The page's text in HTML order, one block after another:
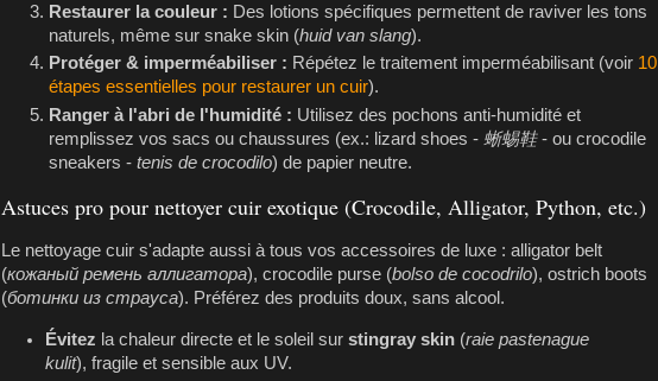
Restaurer la couleur : Des lotions spécifiques permettent de raviver les tons
naturels, même sur snake skin (huid van slang).
Protéger & imperméabiliser : Répétez le traitement imperméabilisant (voir 10
étapes essentielles pour restaurer un cuir).
Ranger à l'abri de l'humidité : Utilisez des pochons anti-humidité et
remplissez vos sacs ou chaussures (ex.: lizard shoes - 蜥蜴鞋- ou crocodile
sneakers - tenis de crocodilo) de papier neutre.
Astuces pro pour nettoyer cuir exotique (Crocodile, Alligator, Python, etc.)
Le nettoyage cuir s'adapte aussi à tous vos accessoires de luxe : alligator belt
(кожаный ремень аллигатора), crocodile purse (bolso de cocodrilo), ostrich boots
(ботинки из страуса). Préférez des produits doux, sans alcool.
Évitez la chaleur directe et le soleil surstingray skin (raie pastenague
kulit), fragile et sensible aux UV.